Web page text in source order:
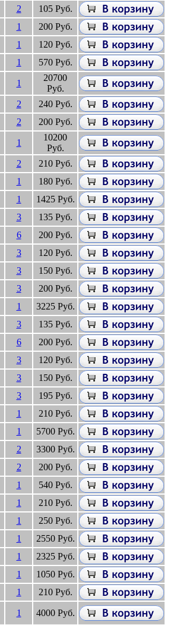
2
105 Руб.
1
200 Руб.
1
120 Руб.
1 570 Руб.
1
20700
Руб.
2
240 Руб.
2 200 Руб.
1
10200
Руб.
2
210 Руб.
1
180 Руб.
1
1425 Руб.
3
135 Руб.
6
200 Руб.
3
120 Руб.
3
150 Руб.
3
200 Руб.
1
3225 Руб.
3
135 Руб.
6
200 Руб.
3
120 Руб.
3
150 Руб.
3
195 Руб.
1
210 Руб.
1
5700 Руб.
2
3300 Руб.
2
200 Руб.
1
540 Руб.
1
210 Руб.
1
250 Руб.
1
2550 Руб.
1
2325 Руб.
1
1050 Руб.
1 210 Руб.
1 4000 Руб.